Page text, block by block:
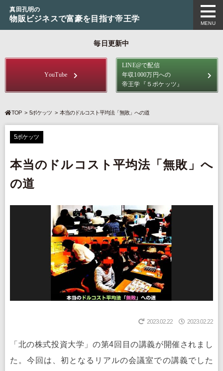
真田孔明の
物販ビジネスで富豪を目指す帝王学
MENU
毎日更新中
YouTube
LINE@で配信
年収1000万円への
帝王学 『５ポケッツ』
TOP 5ポケッツ 本当のドルコスト平均法「無敗」への道
5ポケッツ
本当のドルコスト平均法「無敗」へ
の道
2023.02.22
2023.02.22
「北の株式投資大学」の第4回目の講義が開催されまし
た。今回は、初となるリアルの会議室での講義でした